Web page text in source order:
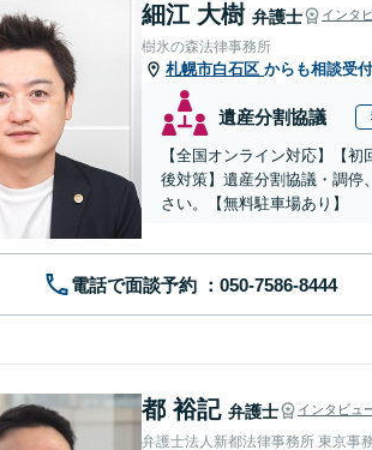
細江 大樹 弁護士 インタ
樹氷の森法律事務所
札幌市白石区 からも相談受
遺産分割協議
【全国オンライン対応】【
後対策】遺産分割協議・調停
さい。【無料駐車場あり】
電話で面談予約
都 裕記 弁護士 インタビュ
弁護士法人新都法律事務所 東京事